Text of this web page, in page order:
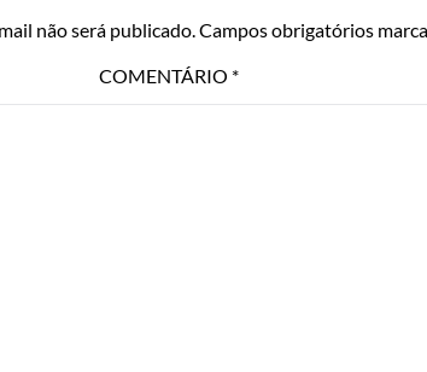
não será publicado.Campos obrigatórios
COMENTÁRIO *